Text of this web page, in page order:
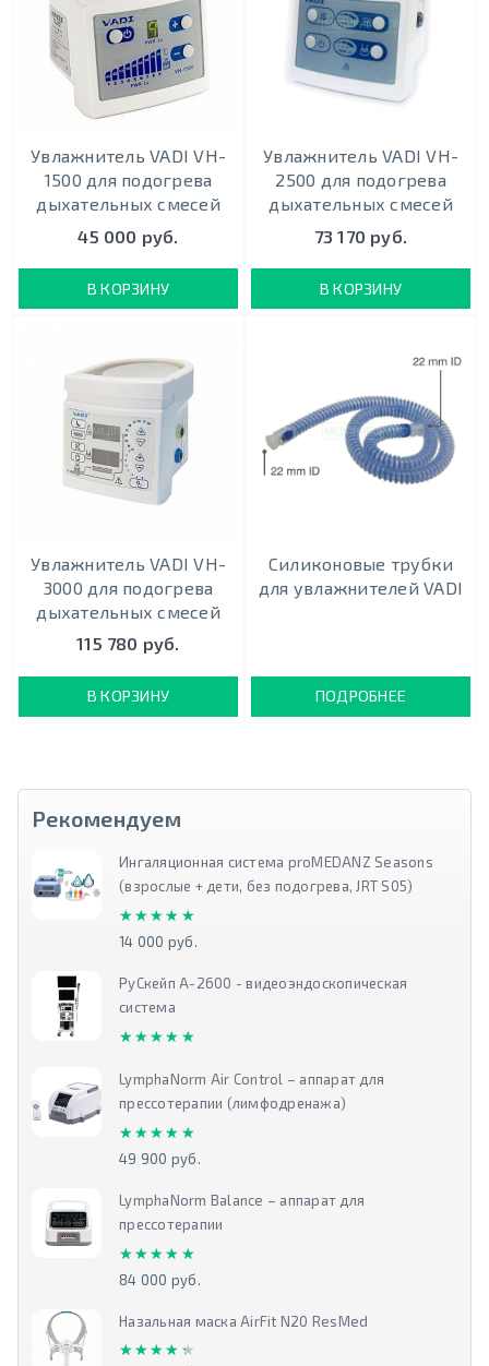
Увлажнитель VADI VH-
1500 для подогрева
дыхательных смесей
45 000 руб.
В КОРЗИНУ
Увлажнитель VADI VH-
2500 для подогрева
дыхательных смесей
73 170 руб.
В КОРЗИНУ
Увлажнитель VADI VH-
3000 для подогрева
дыхательных смесей
115 780 руб.
В КОРЗИНУ
Силиконовые трубки
для увлажнителей VADI
ПОДРОБНЕЕ
Рекомендуем
Ингаляционная система proMEDANZ Seasons
(взрослые + дети, без подогрева, JRT S05)
★★★★★
★★★★★
14 000 руб.
РуСкейп А-2600 - видеоэндоскопическая
система
★★★★★
★★★★★
LymphaNorm Air Control – аппарат для
прессотерапии (лимфодренажа)
★★★★★
★★★★★
49 900 руб.
LymphaNorm Balance – аппарат для
прессотерапии
★★★★★
★★★★★
84 000 руб.
Назальная маска AirFit N20 ResMed
★★★★★
★★★★★